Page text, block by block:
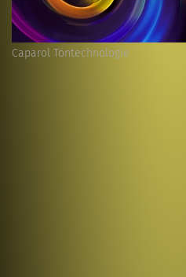
Caparol Töntechnologie